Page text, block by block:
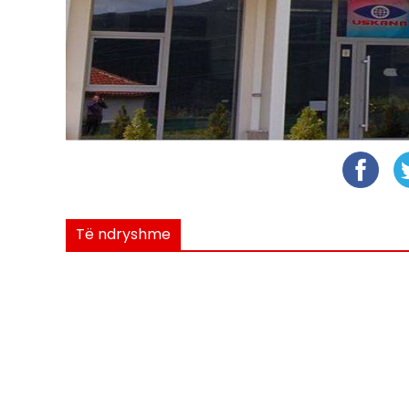
Të ndryshme